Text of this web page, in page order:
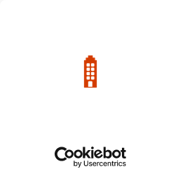
Bewertet mit 9,8